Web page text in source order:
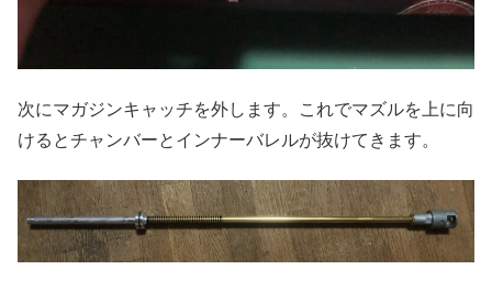
次にマガジンキャッチを外します。これでマズルを上に向
けるとチャンバーとインナーバレルが抜けてきます。